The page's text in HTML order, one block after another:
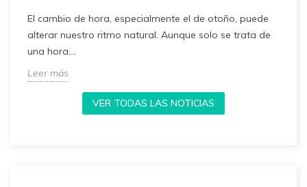
El cambio de hora, especialmente el de otoño, puede
alterar nuestro ritmo natural. Aunque solo se trata de
una hora,...
Leer más
VER TODAS LAS NOTICIAS